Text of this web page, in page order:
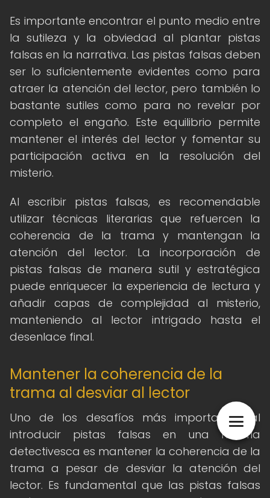
Es importante encontrar el punto medio entre
la sutileza y la obviedad al plantar pistas
falsas en la narrativa. Las pistas falsas deben
ser lo suficientemente evidentes como para
atraer la atención del lector, pero también lo
bastante sutiles como para no revelar por
completo el engaño. Este equilibrio permite
mantener el interés del lector y fomentar su
participación activa en la resolución del
misterio.
Al escribir pistas falsas, es recomendable
utilizar técnicas literarias que refuercen la
coherencia de la trama y mantengan la
atención del lector. La incorporación de
pistas falsas de manera sutil y estratégica
puede enriquecer la experiencia de lectura y
añadir capas de complejidad al misterio,
manteniendo al lector intrigado hasta el
desenlace final.
Mantener la coherencia de la
trama al desviar al lector
Uno de los desafíos más importantes al
introducir pistas falsas en una historia
detectivesca es mantener la coherencia de la
trama a pesar de desviar la atención del
lector. Es fundamental que las pistas falsas